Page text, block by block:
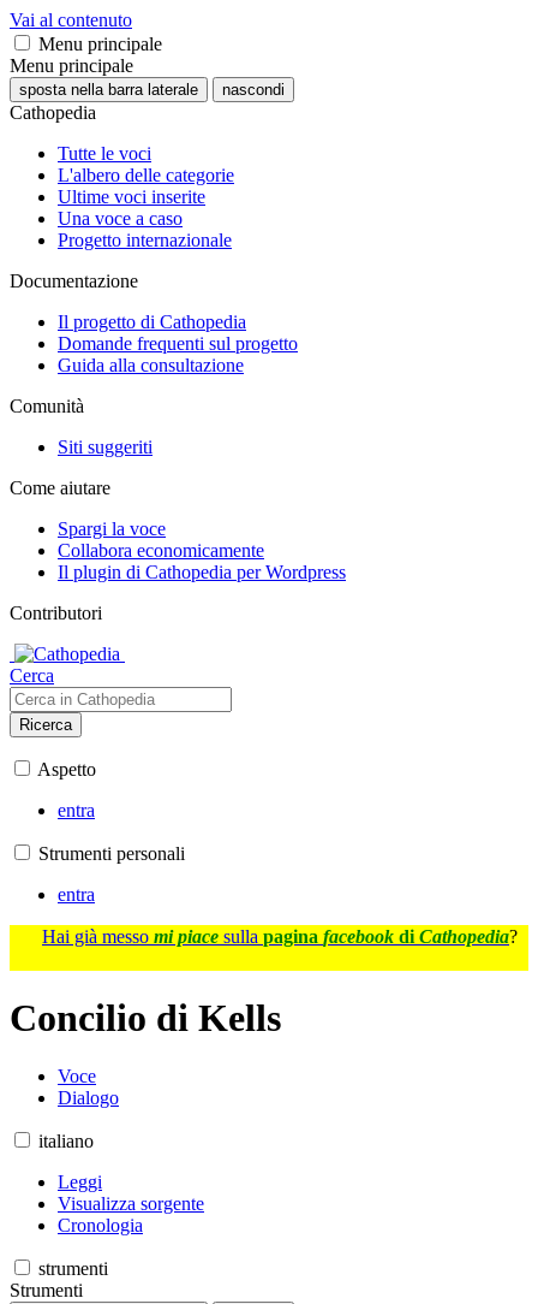
Vai al contenuto
Menu principale
Menu principale
sposta nella barra laterale nascondi
Cathopedia
Tutte le voci
L'albero delle categorie
Ultime voci inserite
Una voce a caso
Progetto internazionale
Documentazione
Il progetto di Cathopedia
Domande frequenti sul progetto
Guida alla consultazione
Comunità
Siti suggeriti
Come aiutare
Spargi la voce
Collabora economicamente
Il plugin di Cathopedia per Wordpress
Contributori
Cerca
Ricerca
Aspetto
entra
Strumenti personali
entra
Hai già messo mi piace sulla pagina facebook di Cathopedia?
Concilio di Kells
Voce
Dialogo
italiano
Leggi
Visualizza sorgente
Cronologia
strumenti
Strumenti